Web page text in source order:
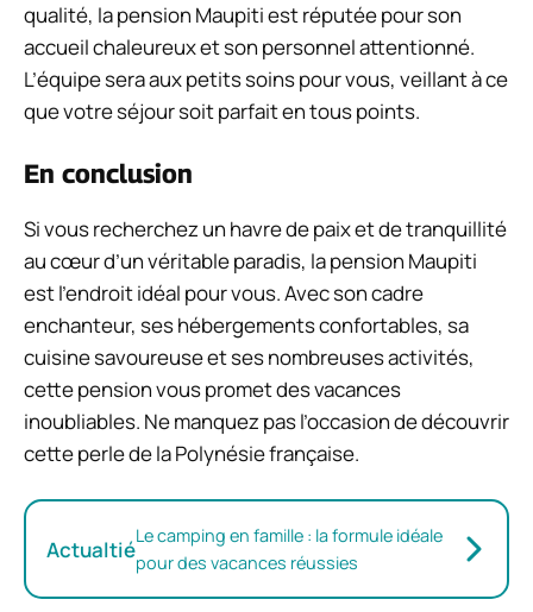
qualité, la pension Maupiti est réputée pour son
accueil chaleureux et son personnel attentionné.
L’équipe sera aux petits soins pour vous, veillant à ce
que votre séjour soit parfait en tous points.
En conclusion
Si vous recherchez un havre de paix et de tranquillité
au cœur d’un véritable paradis, la pension Maupiti
est l’endroit idéal pour vous. Avec son cadre
enchanteur, ses hébergements confortables, sa
cuisine savoureuse et ses nombreuses activités,
cette pension vous promet des vacances
inoubliables. Ne manquez pas l’occasion de découvrir
cette perle de la Polynésie française.
ActualtiéLe camping en famille : la formule idéale
pour des vacances réussies